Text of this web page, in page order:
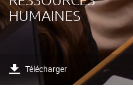
HUMAINES
Télécharger